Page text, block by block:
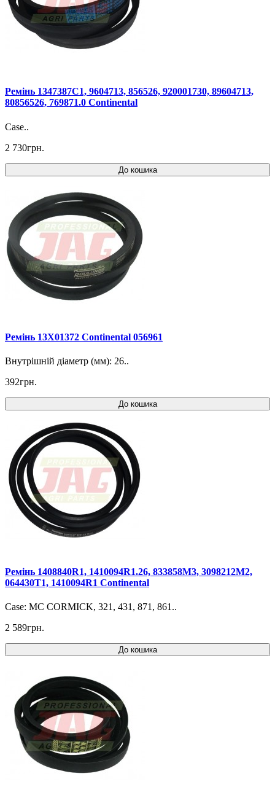
Ремінь 1347387C1, 9604713, 856526, 920001730, 89604713,
80856526, 769871.0 Continental
Case..
2 730грн.
До кошика
Ремінь 13X01372 Continental 056961
Внутрішній діаметр (мм): 26..
392грн.
До кошика
Ремінь 1408840R1, 1410094R1.26, 833858M3, 3098212M2,
064430T1, 1410094R1 Continental
Case: MC CORMICK, 321, 431, 871, 861..
2 589грн.
До кошика